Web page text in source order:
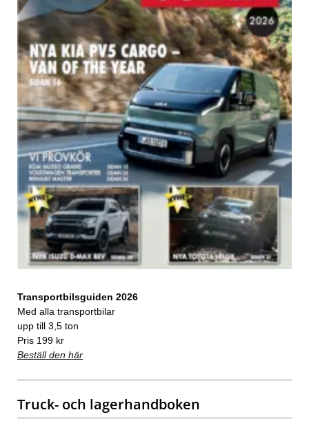
Transportbilsguiden 2026
Med alla transportbilar
upp till 3,5 ton
Pris 199 kr
Beställ den här
Truck- och lagerhandboken